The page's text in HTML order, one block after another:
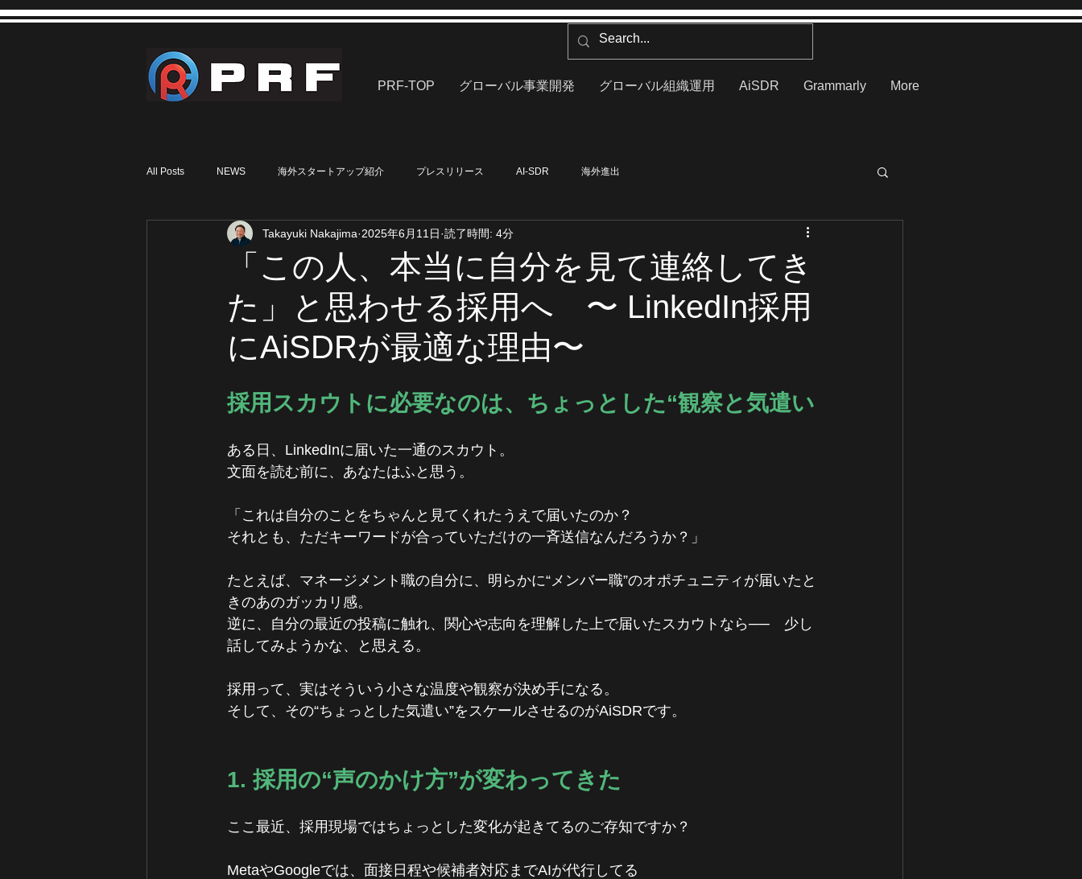
PRF-TOP グローバル事業開発 グローバル組織運用 AiSDR Grammarly More
All Posts NEWS 海外スタートアップ紹介 プレスリリース AI-SDR 海外進出
「この人、本当に自分を見て連絡してき
た」と思わせる採用へ 〜 LinkedIn採用
にAiSDRが最適な理由〜
Takayuki Nakajima 2025年6月11日 読了時間: 4分
採用スカウトに必要なのは、ちょっとした“観察と気遣い
ある日、LinkedInに届いた一通のスカウト。
文面を読む前に、あなたはふと思う。
「これは自分のことをちゃんと見てくれたうえで届いたのか？
それとも、ただキーワードが合っていただけの一斉送信なんだろうか？」
たとえば、マネージメント職の自分に、明らかに“メンバー職”のオポチュニティが届いたと
きのあのガッカリ感。
逆に、自分の最近の投稿に触れ、関心や志向を理解した上で届いたスカウトなら──　少し
話してみようかな、と思える。
採用って、実はそういう小さな温度や観察が決め手になる。
そして、その“ちょっとした気遣い”をスケールさせるのがAiSDRです。
1. 採用の“声のかけ方”が変わってきた
ここ最近、採用現場ではちょっとした変化が起きてるのご存知ですか？
MetaやGoogleでは、面接日程や候補者対応までAIが代行してる